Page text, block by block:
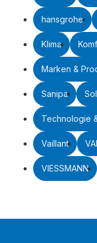
hansgrohe
Klima
Marken &
Sanipa
Technologie
Vaillant
VIESSMANN